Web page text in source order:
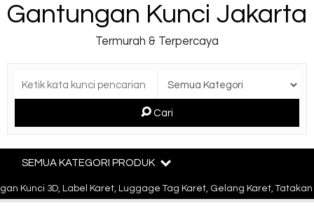
Gantungan Kunci Jakarta
Termurah & Terpercaya
Cari
SEMUA KATEGORI PRODUK
Kunci 3D, Label Karet, Luggage Tag Karet, Gelang Karet,